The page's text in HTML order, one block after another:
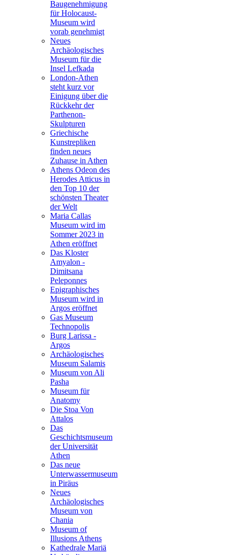
Baugenehmigung
für Holocaust-
Museum wird
vorab genehmigt
Neues
Archäologisches
Museum für die
Insel Lefkada
London-Athen
steht kurz vor
Einigung über die
Rückkehr der
Parthenon-
Skulpturen
Griechische
Kunstrepliken
finden neues
Zuhause in Athen
Athens Odeon des
Herodes Atticus in
den Top 10 der
schönsten Theater
der Welt
Maria Callas
Museum wird im
Sommer 2023 in
Athen eröffnet
Das Kloster
Amyalon -
Dimitsana
Peleponnes
Epigraphisches
Museum wird in
Argos eröffnet
Gas Museum
Technopolis
Burg Larissa -
Argos
Archäologisches
Museum Salamis
Museum von Ali
Pasha
Museum für
Anatomy
Die Stoa Von
Attalοs
Das
Geschichtsmuseum
der Universität
Athen
Das neue
Unterwassermuseum
in Piräus
Neues
Archäologisches
Museum von
Chania
Museum of
Illusions Athens
Kathedrale Mariä